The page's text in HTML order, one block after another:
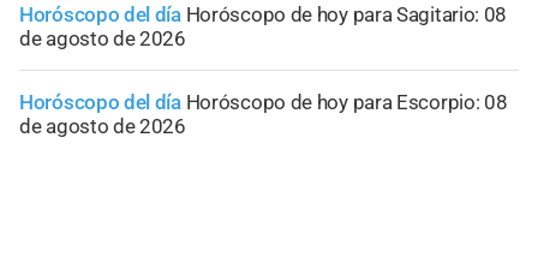
Horóscopo del día Horóscopo de hoy para Sagitario: 08
de agosto de 2026
Horóscopo del día Horóscopo de hoy para Escorpio: 08
de agosto de 2026